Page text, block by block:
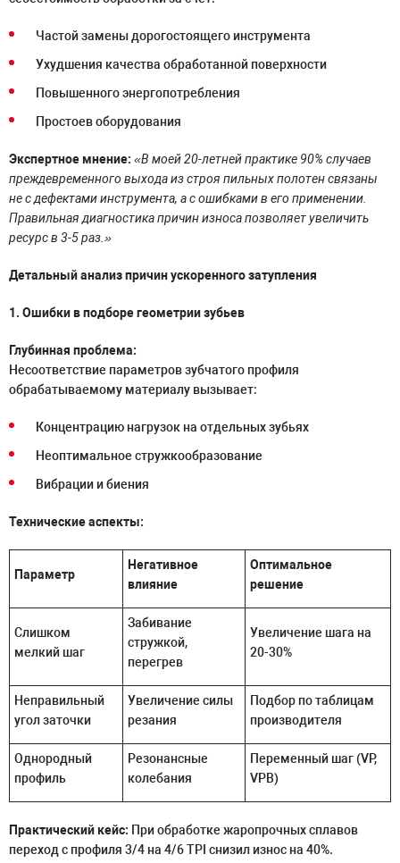
Частой замены дорогостоящего инструмента
Ухудшения качества обработанной поверхности
Повышенного энергопотребления
Простоев оборудования
Экспертное мнение: «В моей 20-летней практике 90% случаев
преждевременного выхода из строя пильных полотен связаны
не с дефектами инструмента, а с ошибками в его применении.
Правильная диагностика причин износа позволяет увеличить
ресурс в 3-5 раз.»
Детальный анализ причин ускоренного затупления
1. Ошибки в подборе геометрии зубьев
Глубинная проблема:
Несоответствие параметров зубчатого профиля
обрабатываемому материалу вызывает:
Концентрацию нагрузок на отдельных зубьях
Неоптимальное стружкообразование
Вибрации и биения
Технические аспекты:
Параметр
Негативное
влияние
Оптимальное
решение
Слишком
мелкий шаг
Забивание
стружкой,
перегрев
Увеличение шага на
20-30%
Неправильный
угол заточки
Увеличение силы
резания
Подбор по таблицам
производителя
Однородный
профиль
Резонансные
колебания
Переменный шаг (VP,
VPB)
Практический кейс: При обработке жаропрочных сплавов
переход с профиля 3/4 на 4/6 TPI снизил износ на 40%.